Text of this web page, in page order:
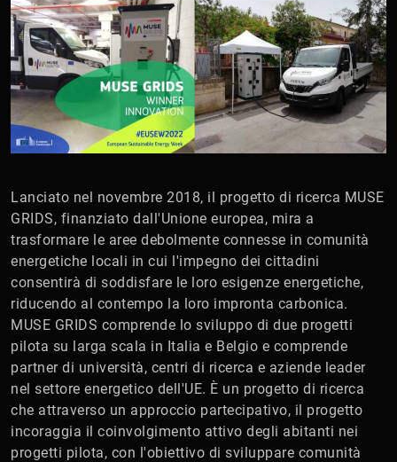
Lanciato nel novembre 2018, il progetto di ricerca MUSE
GRIDS, finanziato dall'Unione europea, mira a
trasformare le aree debolmente connesse in comunità
energetiche locali in cui l'impegno dei cittadini
consentirà di soddisfare le loro esigenze energetiche,
riducendo al contempo la loro impronta carbonica.
MUSE GRIDS comprende lo sviluppo di due progetti
pilota su larga scala in Italia e Belgio e comprende
partner di università, centri di ricerca e aziende leader
nel settore energetico dell'UE. È un progetto di ricerca
che attraverso un approccio partecipativo, il progetto
incoraggia il coinvolgimento attivo degli abitanti nei
progetti pilota, con l'obiettivo di sviluppare comunità